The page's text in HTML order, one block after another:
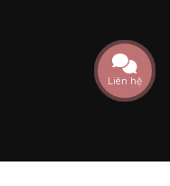
Liên hệ